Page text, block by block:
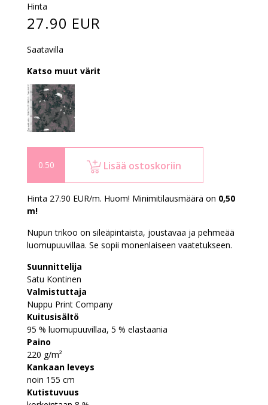
Hinta
27.90 EUR
Saatavilla
Katso muut värit
Lisää ostoskoriin
Hinta 27.90 EUR/m. Huom! Minimitilausmäärä on 0,50
m!
Nupun trikoo on sileäpintaista, joustavaa ja pehmeää
luomupuuvillaa. Se sopii monenlaiseen vaatetukseen.
Suunnittelija
Satu Kontinen
Valmistuttaja
Nuppu Print Company
Kuitusisältö
95 % luomupuuvillaa, 5 % elastaania
Paino
220 g/m²
Kankaan leveys
noin 155 cm
Kutistuvuus